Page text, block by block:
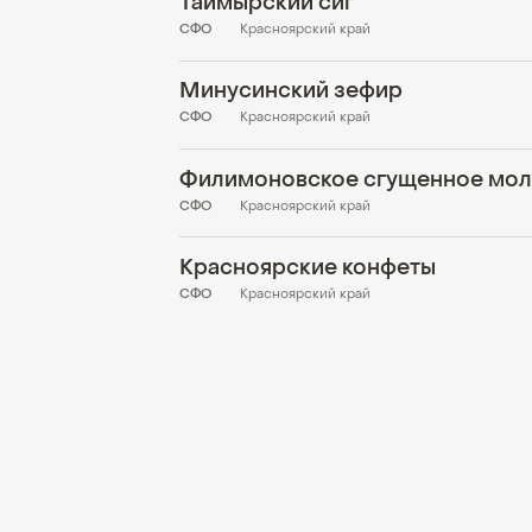
Красноярский край
Таймырский сиг
СФО
Красноярский край
Минусинский зефир
СФО
Красноярский край
СФО
Красноярский край
Красноярские конфеты
СФО